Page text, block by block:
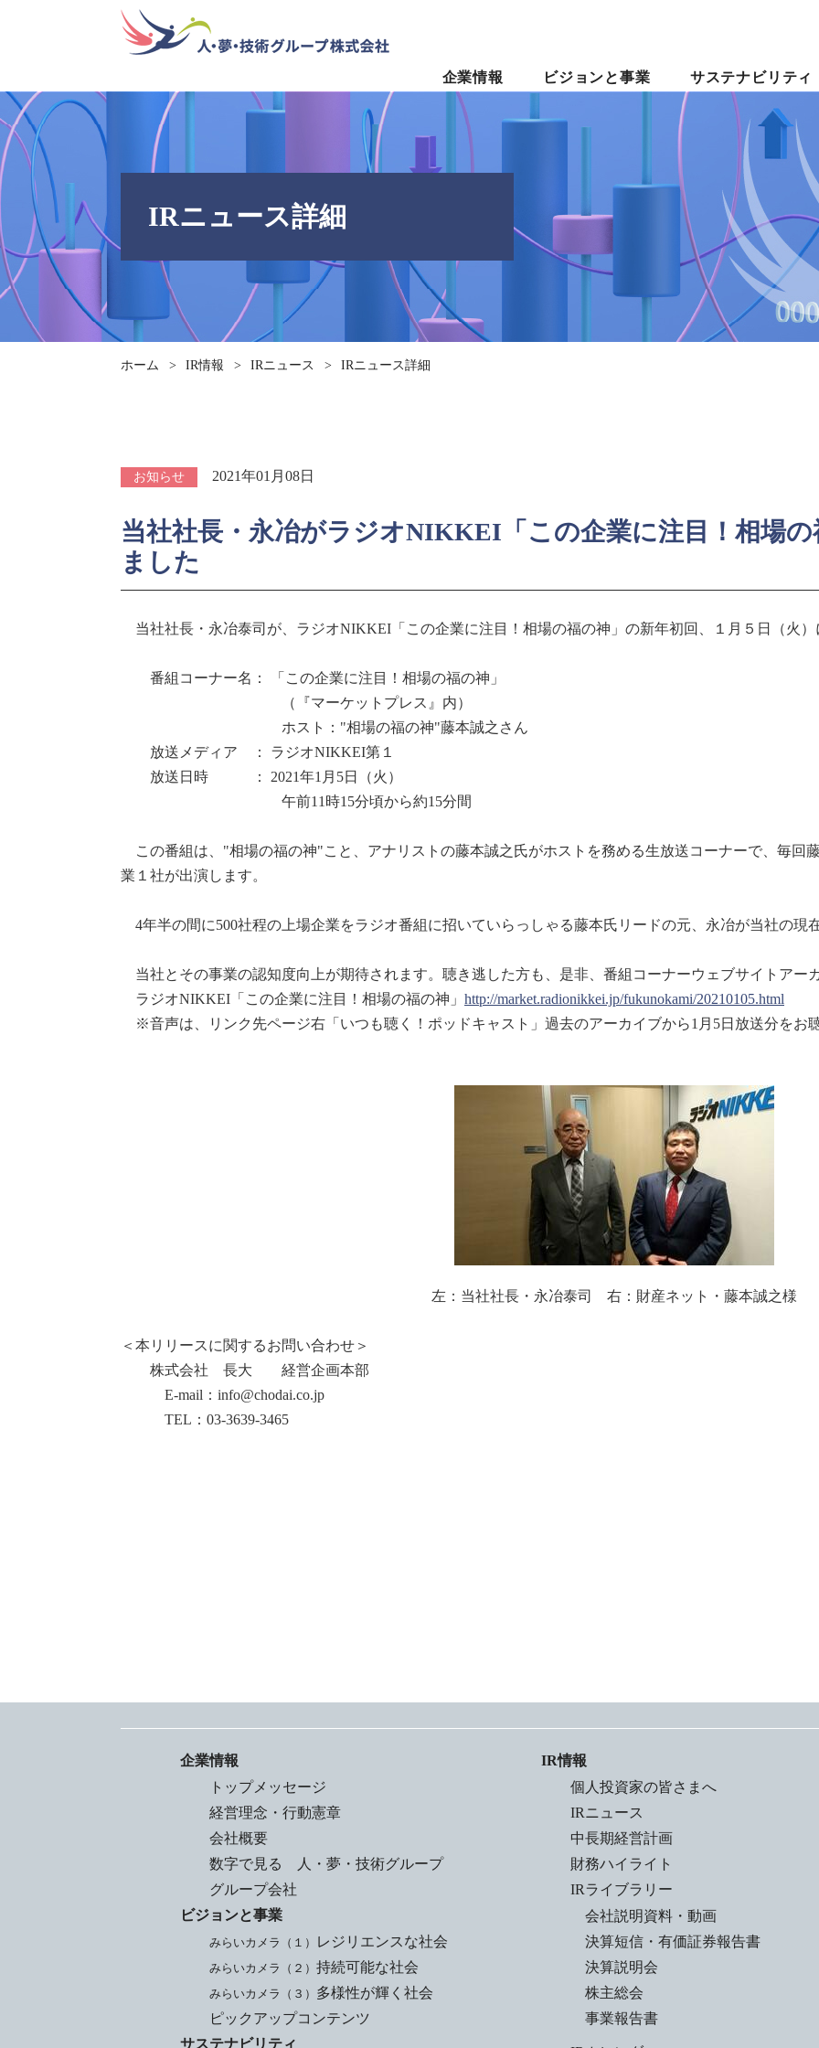
企業情報 ビジョンと事業 サステナビリティ
IRニュース詳細
ホーム > IR情報 > IRニュース > IRニュース詳細
お知らせ 2021年01月08日
当社社長・永冶がラジオNIKKEI「この企業に注目！相場
ました
当社社長・永冶泰司が、ラジオNIKKEI「この企業に注目！相場の福の神」の新年初回、１月５日（火）
番組コーナー名： 「この企業に注目！相場の福の神」
（『マーケットプレス』内）
ホスト："相場の福の神"藤本誠之さん
放送メディア ： ラジオNIKKEI第１
放送日時 ： 2021年1月5日（火）
午前11時15分頃から約15分間
この番組は、"相場の福の神"こと、アナリストの藤本誠之氏がホストを務める生放送コーナーで、毎回
業１社が出演します。
4年半の間に500社程の上場企業をラジオ番組に招いていらっしゃる藤本氏リードの元、永冶が当社の現
当社とその事業の認知度向上が期待されます。聴き逃した方も、是非、番組コーナーウェブサイトアー
ラジオNIKKEI「この企業に注目！相場の福の神」 http://market.radionikkei.jp/fukunokami/20210105.html
※音声は、リンク先ページ右「いつも聴く！ポッドキャスト」過去のアーカイブから1月5日放送分をお
左：当社社長・永冶泰司 右：財産ネット・藤本誠之様
＜本リリースに関するお問い合わせ＞
株式会社 長大 経営企画本部
E-mail：info@chodai.co.jp
TEL：03-3639-3465
企業情報
トップメッセージ
経営理念・行動憲章
会社概要
数字で見る 人・夢・技術グループ
グループ会社
ビジョンと事業
みらいカメラ（１） レジリエンスな社会
みらいカメラ（２） 持続可能な社会
みらいカメラ（３） 多様性が輝く社会
ピックアップコンテンツ
サステナビリティ
IR情報
個人投資家の皆さまへ
IRニュース
中長期経営計画
財務ハイライト
IRライブラリー
会社説明資料・動画
決算短信・有価証券報告書
決算説明会
株主総会
事業報告書